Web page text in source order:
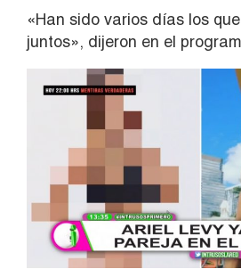
«Han sido varios días los
juntos», dijeron en el